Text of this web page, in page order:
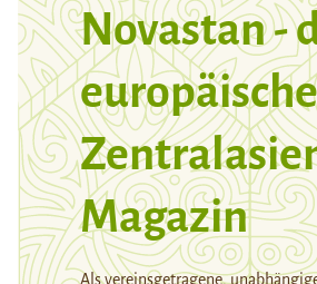
Novastan -
europäische
Magazin
Als vereinsgetragene,